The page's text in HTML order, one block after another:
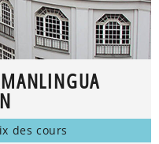
des cours